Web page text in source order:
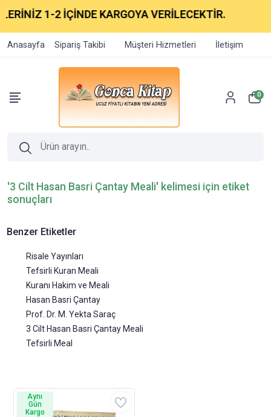
1-2 İÇİNDE KARGOYA VERİLECEKTİR.
Anasayfa Sipariş Takibi Müşteri Hizmetleri İletişim
0
'3 Cilt Hasan Basri Çantay Meali' kelimesi için etiket
sonuçları
Benzer Etiketler
Risale Yayınları
Tefsirli Kuran Meali
Kuranı Hakim ve Meali
Hasan Basri Çantay
Prof. Dr. M. Yekta Saraç
3 Cilt Hasan Basri Çantay Meali
Tefsirli Meal
Aynı
Gün
Kargo